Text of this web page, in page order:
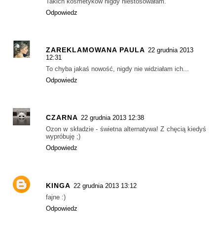
Odpowiedz
ZAREKLAMOWANA PAULA 22 grudnia 2013
12:31
To chyba jakaś nowość, nigdy nie widziałam ich...
Odpowiedz
CZARNA 22 grudnia 2013 12:38
Ozon w składzie - świetna alternatywa! Z chęcią kiedyś
wypróbuję ;)
Odpowiedz
KINGA 22 grudnia 2013 13:12
fajne :)
Odpowiedz